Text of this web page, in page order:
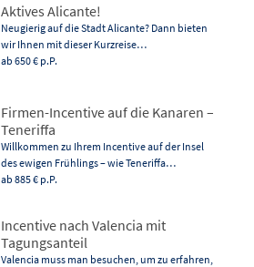
Aktives Alicante!
Neugierig auf die Stadt Alicante? Dann bieten
wir Ihnen mit dieser Kurzreise…
ab 650 € p.P.
Firmen-Incentive auf die Kanaren –
Teneriffa
Willkommen zu Ihrem Incentive auf der Insel
des ewigen Frühlings – wie Teneriffa…
ab 885 € p.P.
Incentive nach Valencia mit
Tagungsanteil
Valencia muss man besuchen, um zu erfahren,